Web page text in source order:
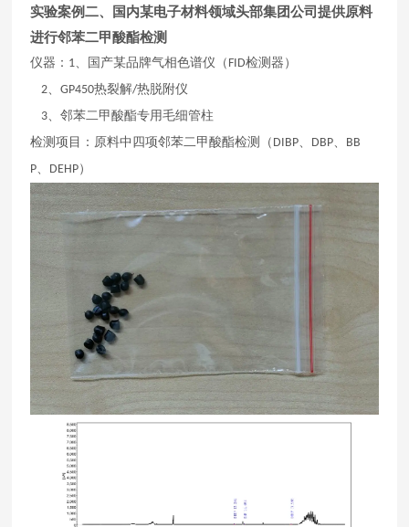
实验案例二、国内某电子材料领域头部集团公司提供原料
进行邻苯二甲酸酯检测
仪器： 1、国产某品牌气相色谱仪（ FID检测器）
2、GP450热裂解/热脱附仪
3、邻苯二甲酸酯专用毛细管柱
检测项目：原料中四项邻苯二甲酸酯检测（ DIBP、 DBP、 BB
P、 DEHP）